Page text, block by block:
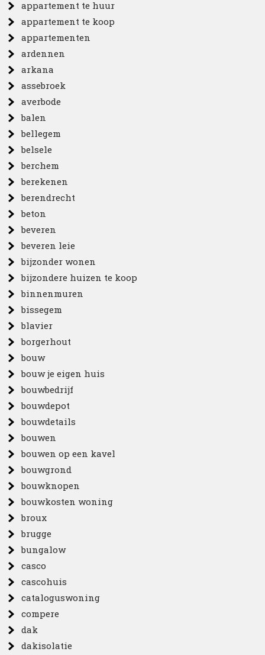
appartement te huur
appartement te koop
appartementen
ardennen
arkana
assebroek
averbode
balen
bellegem
belsele
berchem
berekenen
berendrecht
beton
beveren
beveren leie
bijzonder wonen
bijzondere huizen te koop
binnenmuren
bissegem
blavier
borgerhout
bouw
bouw je eigen huis
bouwbedrijf
bouwdepot
bouwdetails
bouwen
bouwen op een kavel
bouwgrond
bouwknopen
bouwkosten woning
broux
brugge
bungalow
casco
cascohuis
cataloguswoning
compere
dak
dakisolatie